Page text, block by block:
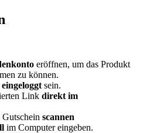
eröffnen, um das Produkt
zu können.
eingeloggt sein.
Link direkt im
scannen
im Computer eingeben.